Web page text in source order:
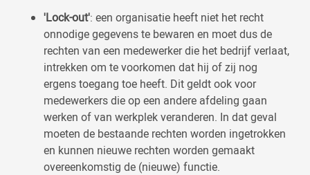
'Lock-out': een organisatie heeft niet het recht
onnodige gegevens te bewaren en moet dus de
rechten van een medewerker die het bedrijf verlaat,
intrekken om te voorkomen dat hij of zij nog
ergens toegang toe heeft. Dit geldt ook voor
medewerkers die op een andere afdeling gaan
werken of van werkplek veranderen. In dat geval
moeten de bestaande rechten worden ingetrokken
en kunnen nieuwe rechten worden gemaakt
overeenkomstig de (nieuwe) functie.